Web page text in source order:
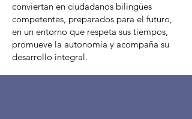
conviertan en ciudadanos bilingües
competentes, preparados para el futuro,
en un entorno que respeta sus tiempos,
promueve la autonomía y acompaña su
desarrollo integral.